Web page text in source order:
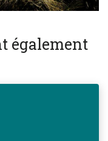
également